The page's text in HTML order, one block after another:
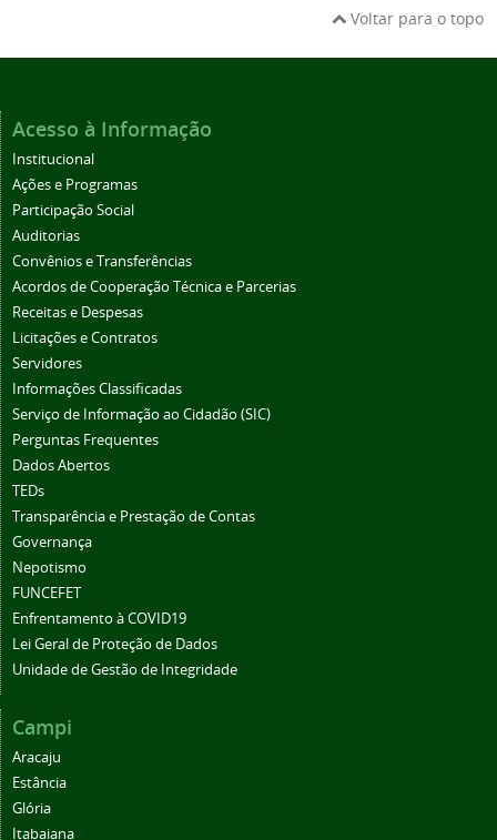
Voltar para o topo
Acesso à Informação
Institucional
Ações e Programas
Participação Social
Auditorias
Convênios e Transferências
Acordos de Cooperação Técnica e Parcerias
Receitas e Despesas
Licitações e Contratos
Servidores
Informações Classificadas
Serviço de Informação ao Cidadão (SIC)
Perguntas Frequentes
Dados Abertos
TEDs
Transparência e Prestação de Contas
Governança
Nepotismo
FUNCEFET
Enfrentamento à COVID19
Lei Geral de Proteção de Dados
Unidade de Gestão de Integridade
Campi
Aracaju
Estância
Glória
Itabaiana